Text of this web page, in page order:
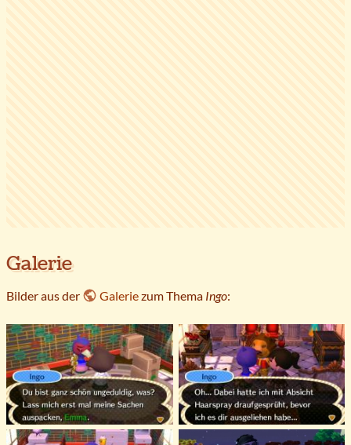
Galerie
Bilder aus der Galeriezum Thema Ingo: